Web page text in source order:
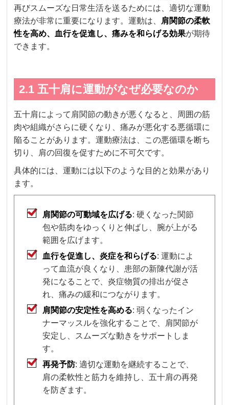
再びスムーズな日常生活を送るためには、適切な運動
療法が非常に重要になります。運動は、
肩関節の柔軟
性を高め、血行を促進し、痛みを和らげる効果が期待
できます。
2.1 五十肩に運動がなぜ必要なのか
五十肩によって肩関節の動きが悪くなると、周囲の筋
肉や組織がさらに硬くなり、痛みが悪化する悪循環に
陥ることがあります。運動療法は、この悪循環を断ち
切り、肩の回復を促すために不可欠です。
具体的には、運動には以下のような目的と効果があり
ます。
肩関節の可動域を広げる: 硬くなった関節
包や筋肉をゆっくりと伸ばし、腕が上がる
範囲を広げます。
血行を促進し、炎症を和らげる: 運動によ
って血流が良くなり、患部の新陳代謝が活
発になることで、炎症物質の排出が促さ
れ、痛みの緩和につながります。
肩関節の安定性を高める: 弱くなったイン
ナーマッスルを強化することで、肩関節が
安定し、スムーズな動きをサポートしま
す。
再発予防: 適切な運動を継続することで、
肩の柔軟性と筋力を維持し、五十肩の再発
を防ぎます。